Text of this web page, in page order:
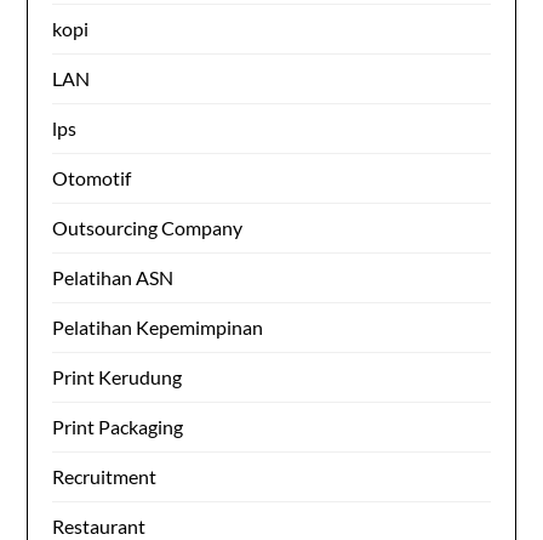
kopi
LAN
lps
Otomotif
Outsourcing Company
Pelatihan ASN
Pelatihan Kepemimpinan
Print Kerudung
Print Packaging
Recruitment
Restaurant